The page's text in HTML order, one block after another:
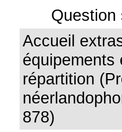
Question
Accueil
répartition
878)